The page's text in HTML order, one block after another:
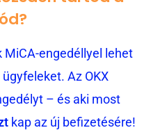
MiCA-engedéllyel lehet
Az OKX
– és aki most
kap az új befizetésére!